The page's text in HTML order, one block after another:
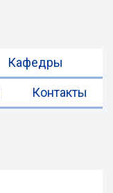
Кафедры
Контакты